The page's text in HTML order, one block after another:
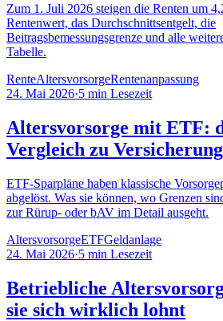
Zum 1. Juli 2026 steigen die Renten um
Rentenwert, das Durchschnittsentgelt, die
Beitragsbemessungsgrenze und alle
Tabelle.
RenteAltersvorsorgeRentenanpassung
24. Mai 2026·5 min Lesezeit
Altersvorsorge mit ETF:
Vergleich zu
ETF-Sparpläne haben klassische
abgelöst. Was sie können, wo Grenzen
zur Rürup- oder bAV im Detail ausgeht.
AltersvorsorgeETFGeldanlage
24. Mai 2026·5 min Lesezeit
Betriebliche
sie sich wirklich lohnt